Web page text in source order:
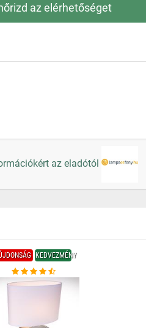
az elérhetőséget
az eladótól
KEDVEZMÉNY